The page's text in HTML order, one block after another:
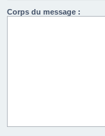
Corps du message :